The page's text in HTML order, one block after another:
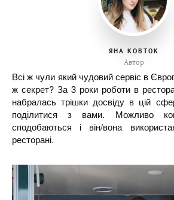
ЯНА КОВТОК
Автор
Всі ж чули який чудовий сервіс в
ж секрет? За 3 роки роботи в
набралась трішки досвіду в цій
поділитися з вами. Можливо
сподобаються і він/вона
ресторані.